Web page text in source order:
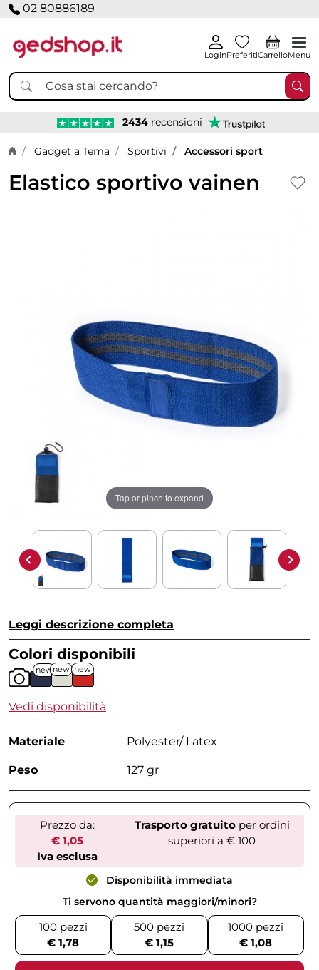
02 80886189
LoginPreferitiCarrelloMenu
2434 recensioni
Home page
Gadget a Tema Sportivi Accessori sport
Elastico sportivo vainen
Tap or pinch to expand
Leggi descrizione completa
Colori disponibili
new new new
Vedi disponibilità
Materiale Polyester/ Latex
Peso 127 gr
Prezzo da:
€ 1,05
Iva esclusa
Trasporto gratuitoper ordini
superiori a € 100
Disponibilità immediata
Ti servono quantità maggiori/minori?
100 pezzi
€ 1,78
500 pezzi
€ 1,15
1000 pezzi
€ 1,08